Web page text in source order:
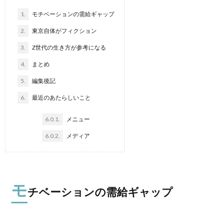
1. モチベーションの需給ギャップ
2. 東京自体がフィクション
3. Z世代の生き方が参考になる
4. まとめ
5. 編集後記
6. 最近のあたらしいこと
6.0.1. メニュー
6.0.2. メディア
モチベーションの需給ギャップ